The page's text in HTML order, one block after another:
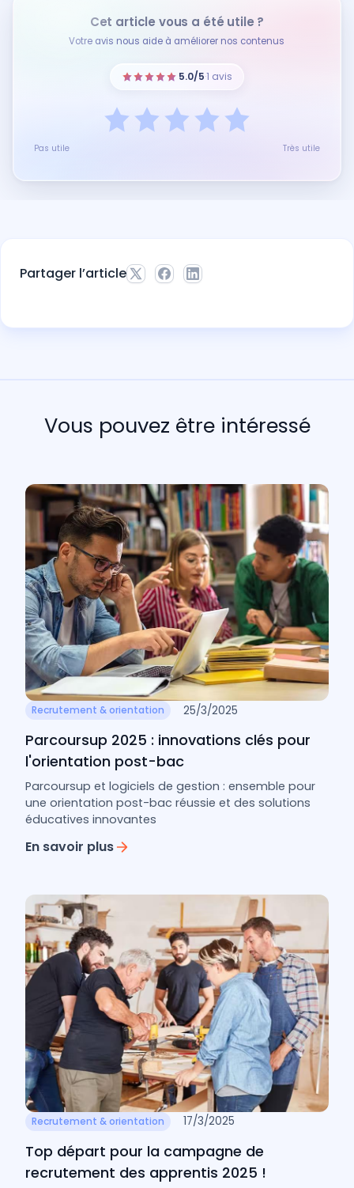
Partager l’article
Cet article vous a été utile ?
Votre avis nous aide à améliorer nos contenus
5.0/5·1 avis
Pas utile Très utile
Vous pouvez être intéressé
Recrutement & orientation 25/3/2025
Parcoursup 2025 : innovations clés pour
l'orientation post-bac
Parcoursup et logiciels de gestion : ensemble pour
une orientation post-bac réussie et des solutions
éducatives innovantes
En savoir plus
Recrutement & orientation 17/3/2025
Top départ pour la campagne de
recrutement des apprentis 2025 !